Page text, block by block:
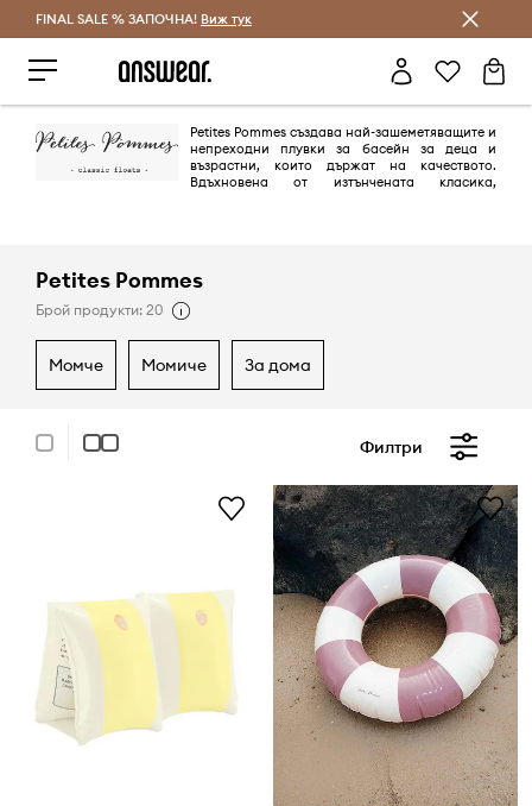
Спестявай с Answear Club
FINAL SALE % ЗАПОЧНА! Виж тук
Petites Pommes създава най-зашеметяващите и
непреходни плувки за басейн за деца и
възрастни, които държат на качеството.
Вдъхновена от изтънчената класика,
Petites Pommes
Брой продукти: 20
момче момиче за дома
Филтри